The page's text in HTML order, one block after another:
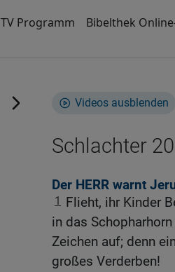
TV Programm Bibelthek
Videos ausblenden
Schlachter
Der HERR warnt
1
Flieht, ihr Kinder
in das
Zeichen auf; denn
großes Verderben!